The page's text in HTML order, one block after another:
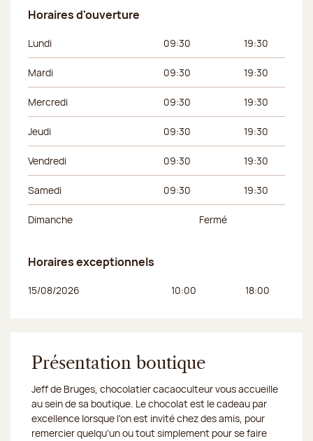
Horaires d'ouverture
Jour de la semaine Horaires du matin Horaires de
Lundi 09:30 19:30
Mardi 09:30 19:30
Mercredi 09:30 19:30
Jeudi 09:30 19:30
Vendredi 09:30 19:30
Samedi 09:30 19:30
Dimanche Fermé
Horaires exceptionnels
Jour de la semaine Horaires du matin Horaires de
15/08/2026 10:00 18:00
Présentation boutique
Jeff de Bruges, chocolatier cacaoculteur vous accueille
au sein de sa boutique. Le chocolat est le cadeau par
excellence lorsque l'on est invité chez des amis, pour
remercier quelqu'un ou tout simplement pour se faire